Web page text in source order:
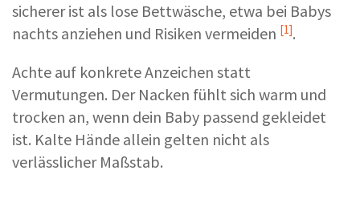
sicherer ist als lose Bettwäsche, etwa bei Babys
nachts anziehen und Risiken vermeiden [1].
Achte auf konkrete Anzeichen statt
Vermutungen. Der Nacken fühlt sich warm und
trocken an, wenn dein Baby passend gekleidet
ist. Kalte Hände allein gelten nicht als
verlässlicher Maßstab.